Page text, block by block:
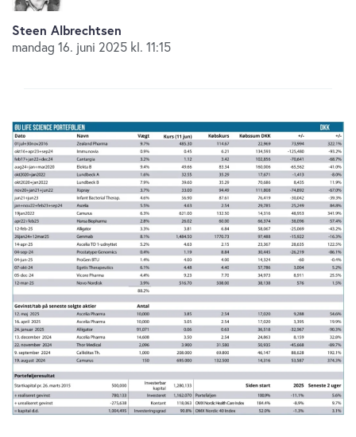
Steen Albrechtsen
mandag 16. juni 2025 kl. 11:15